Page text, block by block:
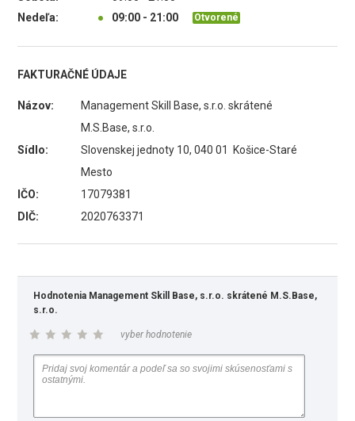
Nedeľa:
● 09:00 - 21:00 Otvorené
FAKTURAČNÉ ÚDAJE
Názov:
Management Skill Base, s.r.o. skrátené
M.S.Base, s.r.o.
Sídlo:
Slovenskej jednoty 10, 040 01 Košice-Staré
Mesto
IČO:
17079381
DIČ:
2020763371
Hodnotenia Management Skill Base, s.r.o. skrátené M.S.Base,
s.r.o.
vyber hodnotenie